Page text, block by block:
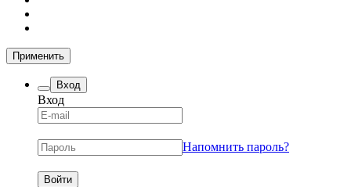
Применить
Вход
Вход
Напомнить пароль?